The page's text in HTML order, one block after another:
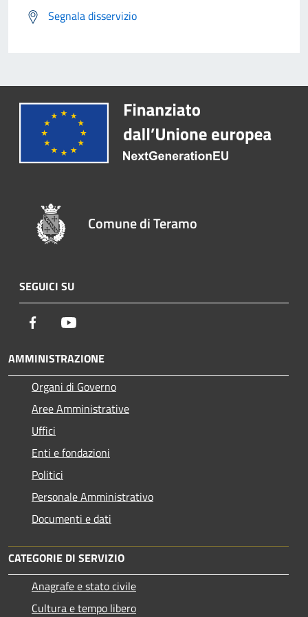
Segnala disservizio
Comune di Teramo
SEGUICI SU
Facebook
AMMINISTRAZIONE
Organi di Governo
Aree Amministrative
Uffici
Enti e fondazioni
Politici
Personale Amministrativo
Documenti e dati
CATEGORIE DI SERVIZIO
Anagrafe e stato civile
Cultura e tempo libero